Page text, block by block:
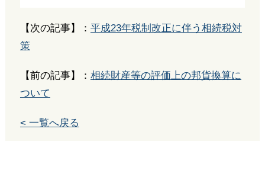
【次の記事】： 平成23年税制改正に伴う相続税対
策
【前の記事】： 相続財産等の評価上の邦貨換算に
ついて
< 一覧へ戻る